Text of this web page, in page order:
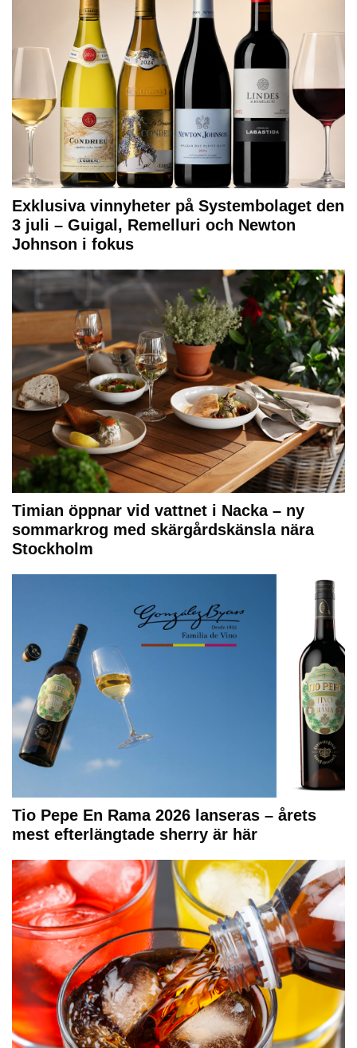
Exklusiva vinnyheter på Systembolaget den
3 juli – Guigal, Remelluri och Newton
Johnson i fokus
Timian öppnar vid vattnet i Nacka – ny
sommarkrog med skärgårdskänsla nära
Stockholm
Tio Pepe En Rama 2026 lanseras – årets
mest efterlängtade sherry är här